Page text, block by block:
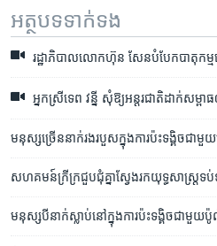
អត្ថបទ​ទាក់ទង
រដ្ឋាភិបាល​លោក​ហ៊ុន សែន​បំបែក​​បាតុកម្
អ្នកស្រី​ទេព វន្នី ​សុំ​ឱ្យ​អន្តរជាតិ​ដាក់​សម្ព
មនុស្ស​ច្រើន​នាក់​រង​របួស​ក្នុង​ការ​ប៉ះទង្គិច​ជា
សហគមន៍​ក្រីក្រ​ជួប​ជុំ​គ្នា​ស្វែង​រក​យុទ្ធសាស្រ្ត​
មនុស្ស​បី​នាក់​ស្លាប់​នៅ​ក្នុង​ការ​ប៉ះទង្គិច​ជាមួយ​